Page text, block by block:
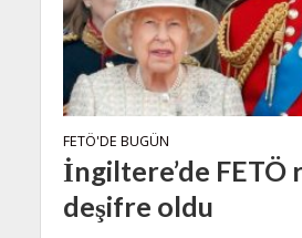
FETÖ'DE BUGÜN
İngiltere’de FETÖ
deşifre oldu